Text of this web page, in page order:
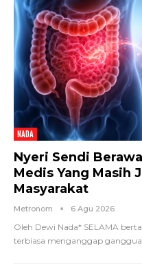
NADA
Nyeri Sendi
Medis Yang Masih
Masyarakat
Metronom 6 Agu 2026
Oleh Dewi Nada* SELAMA
terbiasa menganggap